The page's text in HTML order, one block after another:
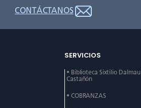
CONTÁCTANOS
SERVICIOS
• Biblioteca Sixtilio Dalmau
Castañón
• COBRANZAS